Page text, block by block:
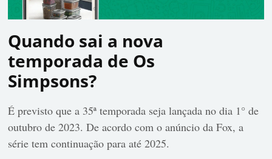
Quando sai a nova
temporada de Os
Simpsons?
É previsto que a 35ª temporada seja lançada no dia 1° de
outubro de 2023. De acordo com o anúncio da Fox, a
série tem continuação para até 2025.